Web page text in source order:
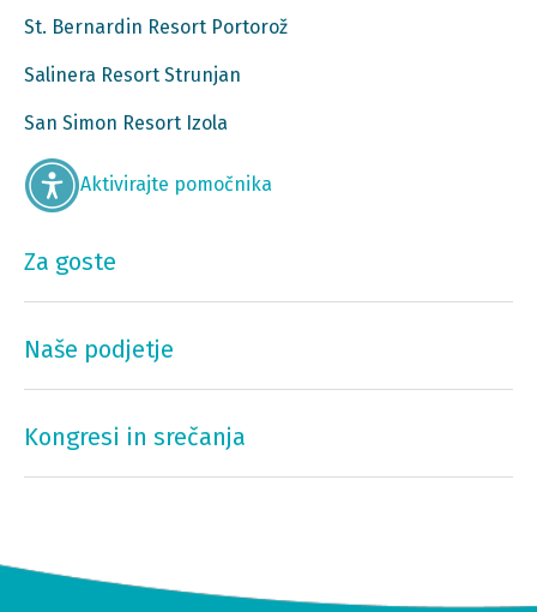
St. Bernardin Resort Portorož
Salinera Resort Strunjan
San Simon Resort Izola
Aktivirajte pomočnika
Za goste
Naše podjetje
Kongresi in srečanja